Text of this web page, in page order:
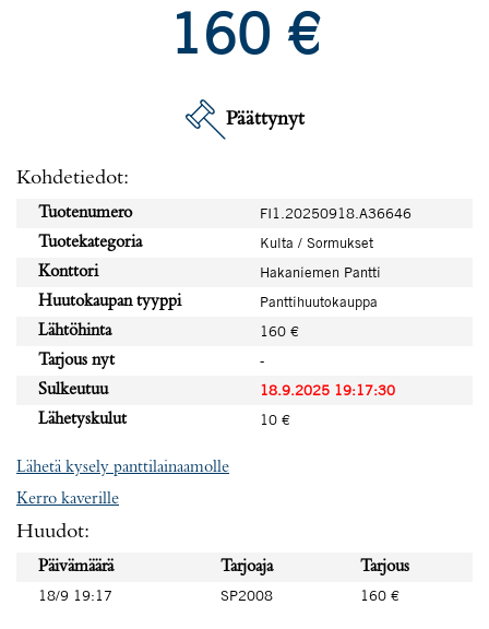
160 €
Päättynyt
Kohdetiedot:
Tuotenumero
FI1.20250918.A36646
Tuotekategoria
Kulta / Sormukset
Konttori
Hakaniemen Pantti
Huutokaupan tyyppi
Panttihuutokauppa
Lähtöhinta
160 €
Tarjous nyt
-
Sulkeutuu
18.9.2025 19:17:30
Lähetyskulut
10 €
Lähetä kysely panttilainaamolle
Kerro kaverille
Huudot:
Päivämäärä Tarjoaja
Tarjous
18/9 19:17
SP2008 160 €